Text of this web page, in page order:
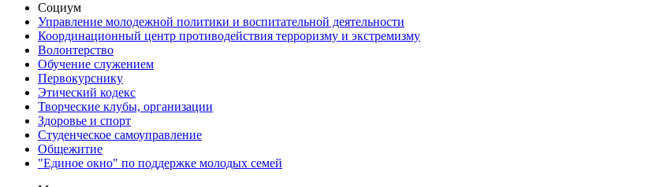
Социум
Управление молодежной политики и воспитательной деятельности
Координационный центр противодействия терроризму и экстремизму
Волонтерство
Обучение служением
Первокурснику
Этический кодекс
Творческие клубы, организации
Здоровье и спорт
Студенческое самоуправление
Общежитие
"Единое окно" по поддержке молодых семей